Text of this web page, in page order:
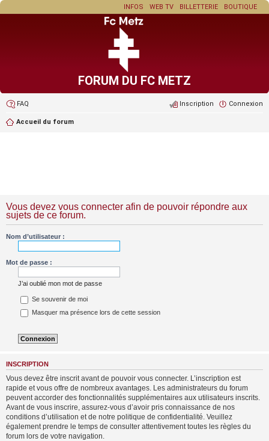
BOUTIQUE
BILLETTERIE
WEB TV
INFOS
FORUM DU FC METZ
FAQ Connexion
Inscription
Accueil du forum
Vous devez vous connecter afin de pouvoir répondre aux
sujets de ce forum.
Nom d’utilisateur :
Mot de passe :
J’ai oublié mon mot de passe
Se souvenir de moi
Masquer ma présence lors de cette session
INSCRIPTION
Vous devez être inscrit avant de pouvoir vous connecter. L’inscription est
rapide et vous offre de nombreux avantages. Les administrateurs du forum
peuvent accorder des fonctionnalités supplémentaires aux utilisateurs inscrits.
Avant de vous inscrire, assurez-vous d’avoir pris connaissance de nos
conditions d’utilisation et de notre politique de confidentialité. Veuillez
également prendre le temps de consulter attentivement toutes les règles du
forum lors de votre navigation.